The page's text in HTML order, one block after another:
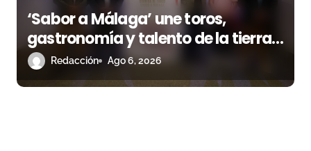
‘Sabor a Málaga’ une toros,
gastronomía y talento de la tierra
en La Malagueta
Redacción Ago 6, 2026